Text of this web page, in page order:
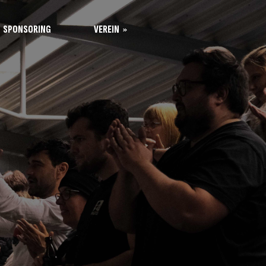
SPONSORING VEREIN
Leitung
Kontakt
Unsere Werte
Mitgliedschaft